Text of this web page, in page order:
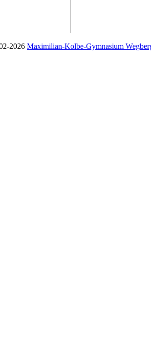
2026 Maximilian-Kolbe-Gymnasium